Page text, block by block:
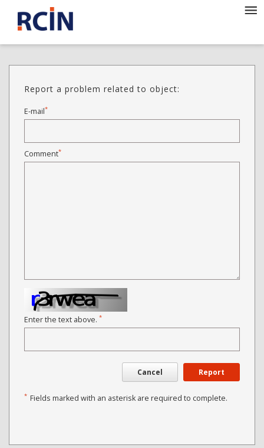
Report a problem related to object:
E-mail*
Comment*
Enter the text above. *
Cancel Report
* Fields marked with an asterisk are required to complete.